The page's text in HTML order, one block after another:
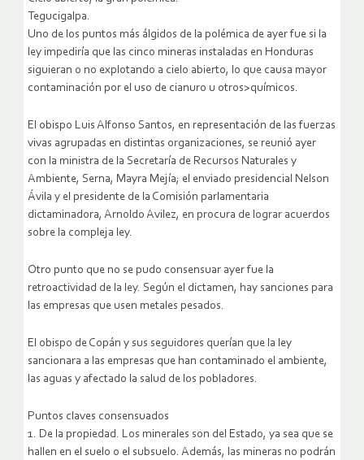
Tegucigalpa.
Uno de los puntos más álgidos de la polémica de ayer fue si la
ley impediría que las cinco mineras instaladas en Honduras
siguieran o no explotando a cielo abierto, lo que causa mayor
contaminación por el uso de cianuro u otros>químicos.
El obispo Luis Alfonso Santos, en representación de las fuerzas
vivas agrupadas en distintas organizaciones, se reunió ayer
con la ministra de la Secretaría de Recursos Naturales y
Ambiente, Serna, Mayra Mejía; el enviado presidencial Nelson
Ávila y el presidente de la Comisión parlamentaria
dictaminadora, Arnoldo Avilez, en procura de lograr acuerdos
sobre la compleja ley.
Otro punto que no se pudo consensuar ayer fue la
retroactividad de la ley. Según el dictamen, hay sanciones para
las empresas que usen metales pesados.
El obispo de Copán y sus seguidores querían que la ley
sancionara a las empresas que han contaminado el ambiente,
las aguas y afectado la salud de los pobladores.
Puntos claves consensuados
1. De la propiedad. Los minerales son del Estado, ya sea que se
hallen en el suelo o el subsuelo. Además, las mineras no podrán